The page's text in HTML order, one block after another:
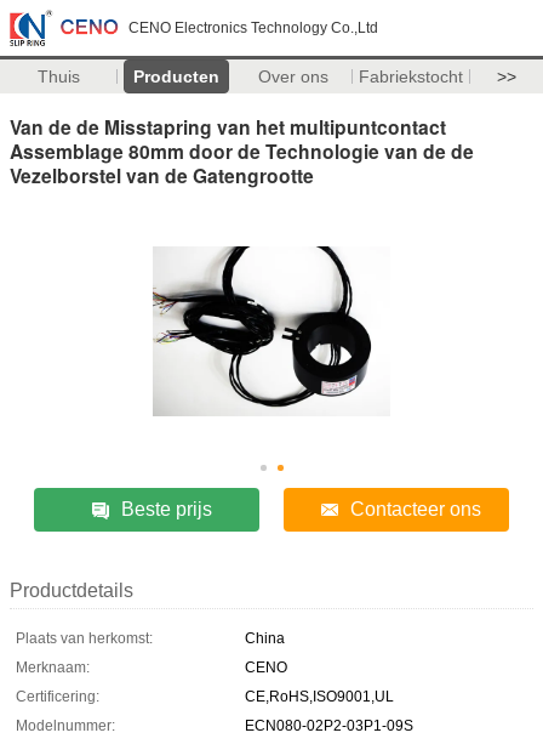
CENO Electronics Technology Co.,Ltd
Thuis Producten Over ons Fabriekstocht >>
Van de de Misstapring van het multipuntcontact
Assemblage 80mm door de Technologie van de de
Vezelborstel van de Gatengrootte
Beste prijs Contacteer ons
Productdetails
Plaats van herkomst:
China
Merknaam:
CENO
Certificering:
CE,RoHS,ISO9001,UL
Modelnummer:
ECN080-02P2-03P1-09S